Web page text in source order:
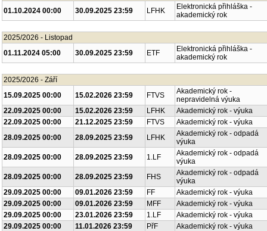
01.10.2024 00:00
30.09.2025 23:59 LFHK
Elektronická přihláška -
akademický rok
2025/2026 - Listopad
01.11.2024 05:00
30.09.2025 23:59 ETF
Elektronická přihláška -
akademický rok
2025/2026 - Září
15.09.2025 00:00
15.02.2026 23:59 FTVS
Akademický rok -
nepravidelná výuka
22.09.2025 00:00
15.02.2026 23:59 LFHK
Akademický rok - výuka
22.09.2025 00:00
21.12.2025 23:59 FTVS
Akademický rok - výuka
28.09.2025 00:00
28.09.2025 23:59 LFHK
Akademický rok - odpadá
výuka
28.09.2025 00:00
28.09.2025 23:59 1.LF
Akademický rok - odpadá
výuka
28.09.2025 00:00
28.09.2025 23:59 FHS
Akademický rok - odpadá
výuka
29.09.2025 00:00
09.01.2026 23:59 FF
Akademický rok - výuka
29.09.2025 00:00
09.01.2026 23:59 MFF
Akademický rok - výuka
29.09.2025 00:00
23.01.2026 23:59 1.LF
Akademický rok - výuka
29.09.2025 00:00
11.01.2026 23:59 PřF
Akademický rok - výuka